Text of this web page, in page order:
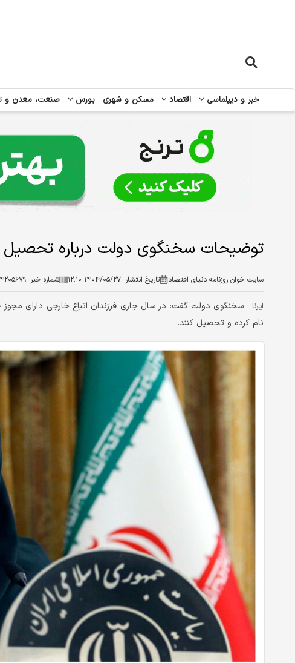
خبر و دیپلماسی اقتصاد مسکن و شهری بورس صنعت، معدن و
توضیحات سخنگوی دولت درباره تحصیل
سایت خوان روزنامه دنیای اقتصاد تاریخ انتشار :۱۴۰۴/۰۵/۲۷ ۱۲:۱۰ شماره خبر :۴۲۰۵۶۷۹
ایرنا : سخنگوی دولت گفت: در سال جاری فرزندان اتباع خارجی دارای
نام کرده و تحصیل کنند.